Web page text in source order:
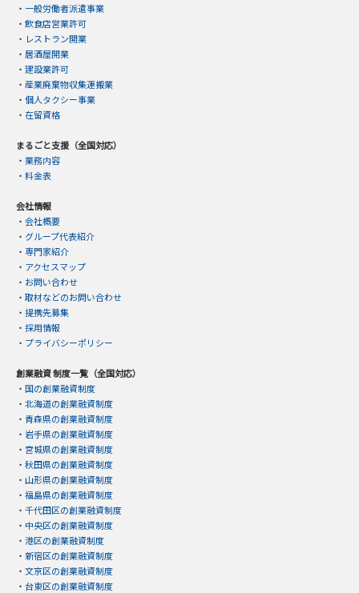
・ 一般労働者派遣事業
・ 飲食店営業許可
・ レストラン開業
・ 居酒屋開業
・ 建設業許可
・ 産業廃棄物収集運搬業
・ 個人タクシー事業
・ 在留資格
まるごと支援（全国対応）
・ 業務内容
・ 料金表
会社情報
・ 会社概要
・ グループ代表紹介
・ 専門家紹介
・ アクセスマップ
・ お問い合わせ
・ 取材などのお問い合わせ
・ 提携先募集
・ 採用情報
・ プライバシーポリシー
創業融資 制度一覧（全国対応）
・ 国の創業融資制度
・ 北海道の創業融資制度
・ 青森県の創業融資制度
・ 岩手県の創業融資制度
・ 宮城県の創業融資制度
・ 秋田県の創業融資制度
・ 山形県の創業融資制度
・ 福島県の創業融資制度
・ 千代田区の創業融資制度
・ 中央区の創業融資制度
・ 港区の創業融資制度
・ 新宿区の創業融資制度
・ 文京区の創業融資制度
・ 台東区の創業融資制度